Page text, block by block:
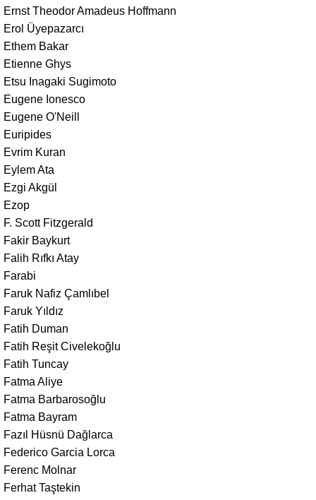
Ernst Theodor Amadeus Hoffmann
Erol Üyepazarcı
Ethem Bakar
Etienne Ghys
Etsu Inagaki Sugimoto
Eugene Ionesco
Eugene O'Neill
Euripides
Evrim Kuran
Eylem Ata
Ezgi Akgül
Ezop
F. Scott Fitzgerald
Fakir Baykurt
Falih Rıfkı Atay
Farabi
Faruk Nafiz Çamlıbel
Faruk Yıldız
Fatih Duman
Fatih Reşit Civelekoğlu
Fatih Tuncay
Fatma Aliye
Fatma Barbarosoğlu
Fatma Bayram
Fazıl Hüsnü Dağlarca
Federico Garcia Lorca
Ferenc Molnar
Ferhat Taştekin